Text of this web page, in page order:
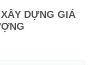
DỰNG GIÁ